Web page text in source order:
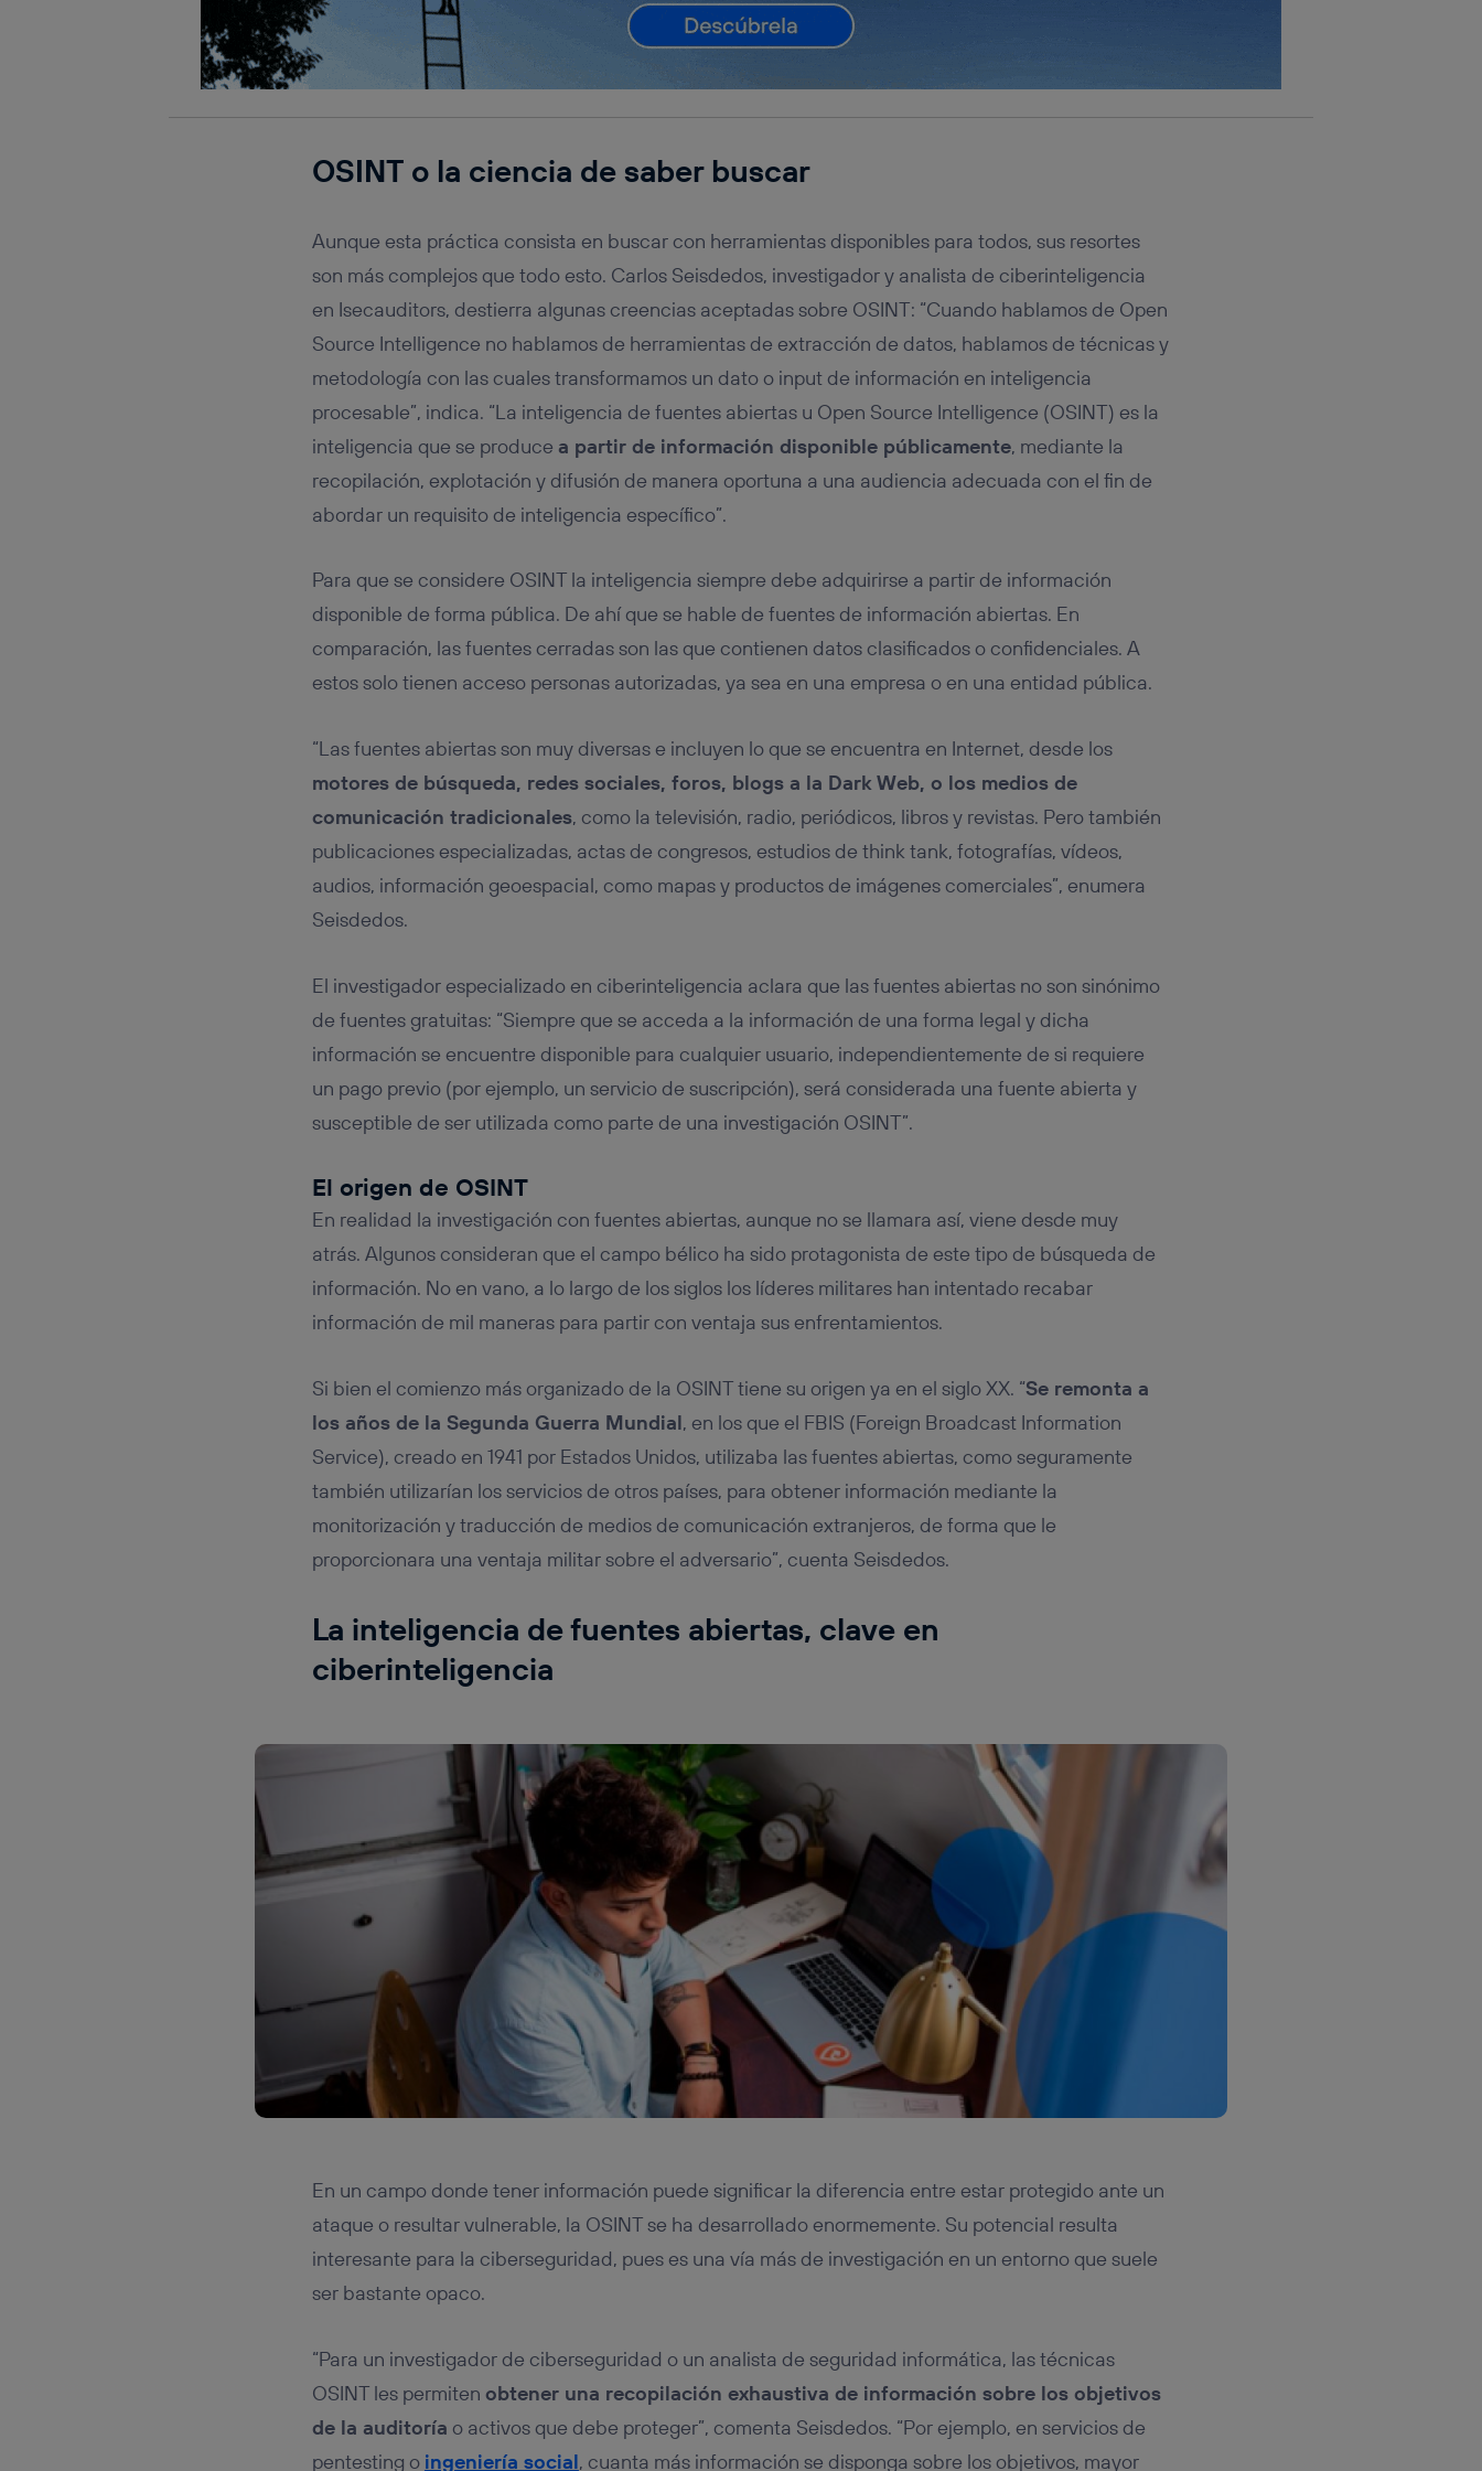
OSINT o la ciencia de saber buscar
Aunque esta práctica consista en buscar con herramientas disponibles para todos, sus resortes
son más complejos que todo esto. Carlos Seisdedos, investigador y analista de ciberinteligencia
en Isecauditors, destierra algunas creencias aceptadas sobre OSINT: “Cuando hablamos de Open
Source Intelligence no hablamos de herramientas de extracción de datos, hablamos de técnicas y
metodología con las cuales transformamos un dato o input de información en inteligencia
procesable”, indica. “La inteligencia de fuentes abiertas u Open Source Intelligence (OSINT) es la
inteligencia que se produce a partir de información disponible públicamente, mediante la
recopilación, explotación y difusión de manera oportuna a una audiencia adecuada con el fin de
abordar un requisito de inteligencia específico”.
Para que se considere OSINT la inteligencia siempre debe adquirirse a partir de información
disponible de forma pública. De ahí que se hable de fuentes de información abiertas. En
comparación, las fuentes cerradas son las que contienen datos clasificados o confidenciales. A
estos solo tienen acceso personas autorizadas, ya sea en una empresa o en una entidad pública.
“Las fuentes abiertas son muy diversas e incluyen lo que se encuentra en Internet, desde los
motores de búsqueda, redes sociales, foros, blogs a la Dark Web, o los medios de
comunicación tradicionales, como la televisión, radio, periódicos, libros y revistas. Pero también
publicaciones especializadas, actas de congresos, estudios de think tank, fotografías, vídeos,
audios, información geoespacial, como mapas y productos de imágenes comerciales”, enumera
Seisdedos.
El investigador especializado en ciberinteligencia aclara que las fuentes abiertas no son sinónimo
de fuentes gratuitas: “Siempre que se acceda a la información de una forma legal y dicha
información se encuentre disponible para cualquier usuario, independientemente de si requiere
un pago previo (por ejemplo, un servicio de suscripción), será considerada una fuente abierta y
susceptible de ser utilizada como parte de una investigación OSINT”.
El origen de OSINT
En realidad la investigación con fuentes abiertas, aunque no se llamara así, viene desde muy
atrás. Algunos consideran que el campo bélico ha sido protagonista de este tipo de búsqueda de
información. No en vano, a lo largo de los siglos los líderes militares han intentado recabar
información de mil maneras para partir con ventaja sus enfrentamientos.
Si bien el comienzo más organizado de la OSINT tiene su origen ya en el siglo XX. “Se remonta a
los años de la Segunda Guerra Mundial, en los que el FBIS (Foreign Broadcast Information
Service), creado en 1941 por Estados Unidos, utilizaba las fuentes abiertas, como seguramente
también utilizarían los servicios de otros países, para obtener información mediante la
monitorización y traducción de medios de comunicación extranjeros, de forma que le
proporcionara una ventaja militar sobre el adversario”, cuenta Seisdedos.
La inteligencia de fuentes abiertas, clave en
ciberinteligencia
En un campo donde tener información puede significar la diferencia entre estar protegido ante un
ataque o resultar vulnerable, la OSINT se ha desarrollado enormemente. Su potencial resulta
interesante para la ciberseguridad, pues es una vía más de investigación en un entorno que suele
ser bastante opaco.
“Para un investigador de ciberseguridad o un analista de seguridad informática, las técnicas
OSINT les permiten obtener una recopilación exhaustiva de información sobre los objetivos
de la auditoría o activos que debe proteger”, comenta Seisdedos. “Por ejemplo, en servicios de
pentesting o ingeniería social, cuanta más información se disponga sobre los objetivos, mayor